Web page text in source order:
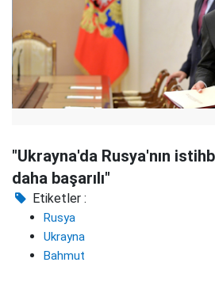
"Ukrayna'da Rusya'nın
daha başarılı"
Etiketler :
Rusya
Ukrayna
Bahmut